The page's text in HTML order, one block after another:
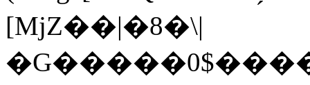
[MjZ��|�8�\|